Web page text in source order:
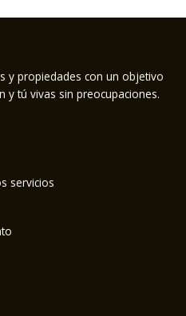
y propiedades con un objetivo
y tú vivas sin preocupaciones.
servicios